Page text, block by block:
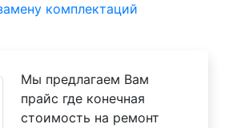
комплектаций
Мы предлагаем Вам
прайс где конечная
стоимость на ремонт